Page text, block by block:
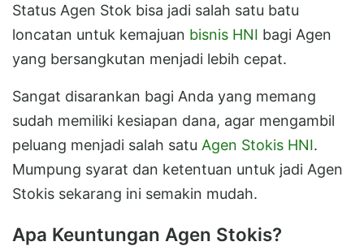
Status Agen Stok bisa jadi salah satu batu
loncatan untuk kemajuan bisnis HNI bagi Agen
yang bersangkutan menjadi lebih cepat.
Sangat disarankan bagi Anda yang memang
sudah memiliki kesiapan dana, agar mengambil
peluang menjadi salah satu Agen Stokis HNI.
Mumpung syarat dan ketentuan untuk jadi Agen
Stokis sekarang ini semakin mudah.
Apa Keuntungan Agen Stokis?